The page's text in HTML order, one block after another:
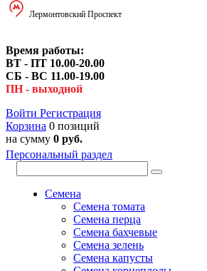
Лермонтовский Проспект
Время работы:
ВТ - ПТ 10.00-20.00
СБ - ВС 11.00-19.00
ПН - выходной
Войти Регистрация
Корзина 0 позиций
на сумму 0 руб.
Персональный раздел
Семена
Семена томата
Семена перца
Семена бахчевые
Семена зелень
Семена капусты